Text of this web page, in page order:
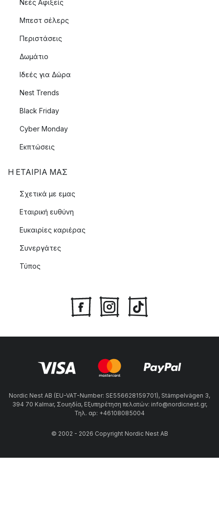
Νεές Αφιξείς
Μπεστ σέλερς
Περιστάσεις
Δωμάτιο
Ιδεές για Δώρα
Nest Trends
Black Friday
Cyber Monday
Εκπτώσεις
Η ΕΤΑΊΡΙΑ ΜΑΣ
Σχετικά με εμας
Εταιρική ευθύνη
Ευκαιρίες καριέρας
Συνεργάτες
Τύπος
Nordic Nest AB (EU-VAT-Number: SE556628159701), Stämpelvägen 3,
394 70 Kalmar, Σουηδία, Εξυπηρέτηση πελατών: info@nordicnest.gr,
Τηλ. αρ: +46108085004
© 2002 - 2026 Copyright Nordic Nest AB